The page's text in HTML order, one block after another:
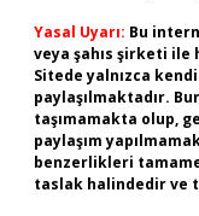
Yasal Uyarı: Bu
veya şahıs şirketi ile
Sitede yalnızca
paylaşılmaktadır.
taşımamakta olup,
paylaşım
benzerlikleri
taslak halindedir ve